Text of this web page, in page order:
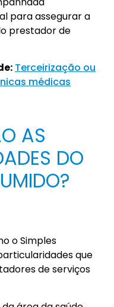
paraassegurar a
prestador de
Terceirização ou
médicas
AS
DO
o Simples
que
deserviços